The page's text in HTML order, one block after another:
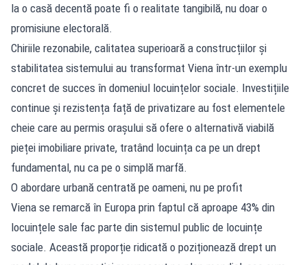
la o casă decentă poate fi o realitate tangibilă, nu doar o
promisiune electorală.
Chiriile rezonabile, calitatea superioară a construcțiilor și
stabilitatea sistemului au transformat Viena într-un exemplu
concret de succes în domeniul locuințelor sociale. Investițiile
continue și rezistența față de privatizare au fost elementele
cheie care au permis orașului să ofere o alternativă viabilă
pieței imobiliare private, tratând locuința ca pe un drept
fundamental, nu ca pe o simplă marfă.
O abordare urbană centrată pe oameni, nu pe profit
Viena se remarcă în Europa prin faptul că aproape 43% din
locuințele sale fac parte din sistemul public de locuințe
sociale. Această proporție ridicată o poziționează drept un